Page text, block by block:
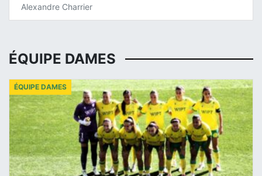
Alexandre Charrier
ÉQUIPE DAMES
ÉQUIPE DAMES